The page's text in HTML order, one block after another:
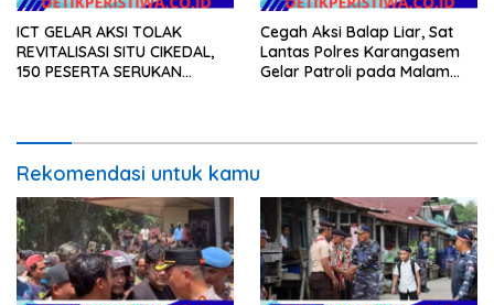
ICT GELAR AKSI TOLAK
REVITALISASI SITU CIKEDAL,
150 PESERTA SERUKAN
Cegah Aksi Balap Liar, Sat
Lantas Polres Karangasem
Gelar Patroli pada Malam
Rekomendasi untuk kamu